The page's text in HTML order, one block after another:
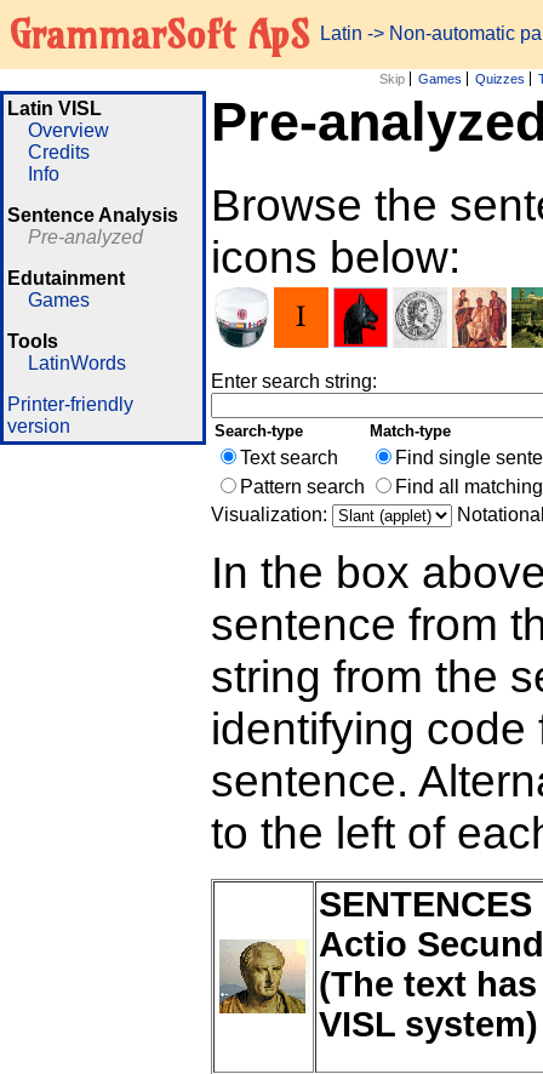
GrammarSoft ApS Latin -> Non-automatic
Skip Games Quizzes
Latin VISL
Overview
Credits
Info
Sentence Analysis
Pre-analyzed
Edutainment
Games
Tools
LatinWords
Printer-friendly
version
Pre-
Browse the
icons below:
Enter search string:
Search-type Match-type
Text search
Find single
Pattern search
Find all
Visualization:
In the box
sentence from
string from the
identifying
sentence.
to the left of
Actio
(The text
VISL system)